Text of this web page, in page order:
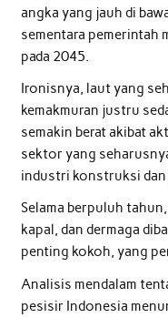
angka yang jauh di
sementara pemerintah
pada 2045.
Ironisnya, laut yang
kemakmuran justru
semakin berat akibat
sektor yang
industri konstruksi dan
Selama berpuluh
kapal, dan dermaga
penting kokoh, yang
Analisis mendalam
pesisir Indonesia